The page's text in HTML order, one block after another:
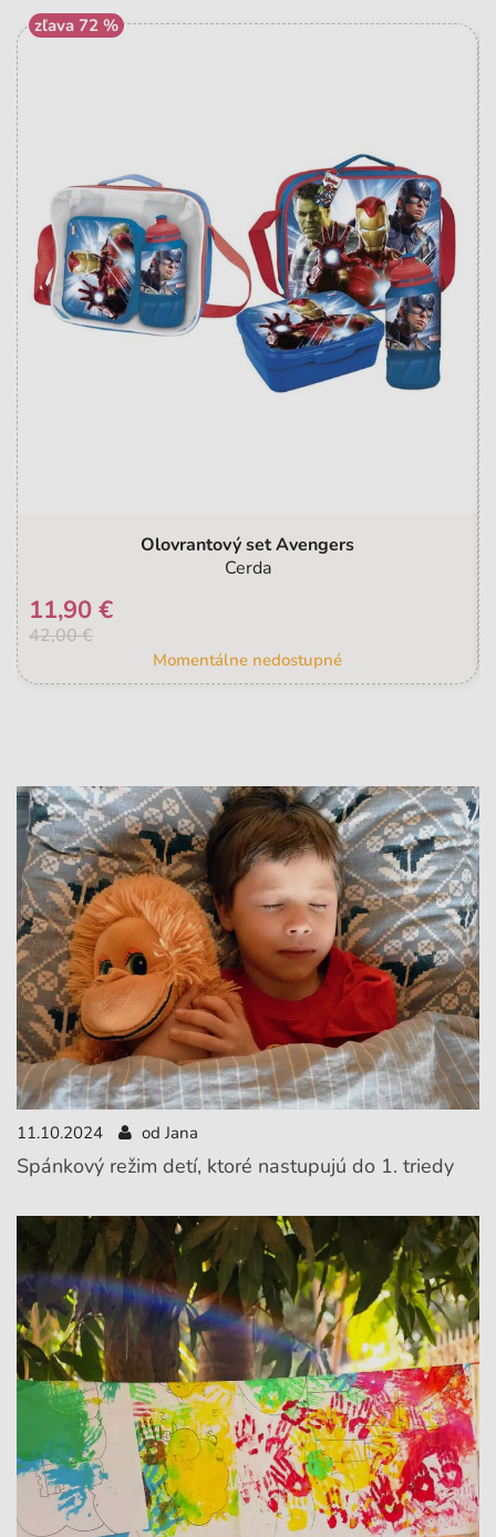
zľava 72 %
Olovrantový set Avengers
Cerda
42,00 €
11,90 €
Momentálne nedostupné
11.10.2024 od Jana
Spánkový režim detí, ktoré nastupujú do 1. triedy